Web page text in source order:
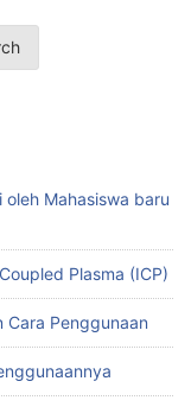
Mahasiswa baru
Plasma (ICP)
Cara Penggunaan